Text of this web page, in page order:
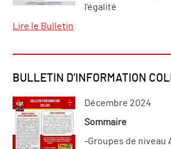
l’égalité
Lire le Bulletin
BULLETIN D’INFORMATION
Décembre 2024
Sommaire
-Groupes de niveau